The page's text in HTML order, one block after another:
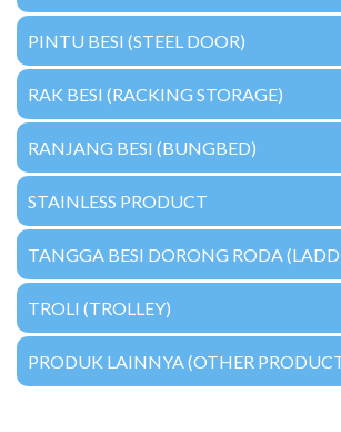
PINTU BESI (STEEL DOOR)
RAK BESI (RACKING STORAGE)
RANJANG BESI (BUNGBED)
STAINLESS PRODUCT
TANGGA BESI DORONG RODA
TROLI (TROLLEY)
PRODUK LAINNYA (OTHER